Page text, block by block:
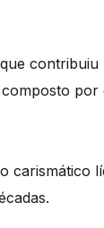
contribuiu
por
carismático